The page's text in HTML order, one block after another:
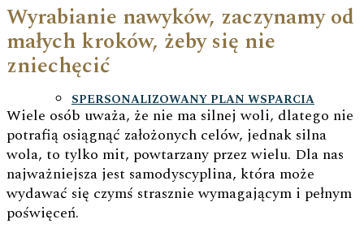
SPERSONALIZOWANY PLAN WSPARCIA
Wyrabianie nawyków, zaczynamy od
małych kroków, żeby się nie
zniechęcić
Wiele osób uważa, że nie ma silnej woli, dlatego nie
potrafią osiągnąć założonych celów, jednak silna
wola, to tylko mit, powtarzany przez wielu. Dla nas
najważniejsza jest samodyscyplina, która może
wydawać się czymś strasznie wymagającym i pełnym
poświęceń.